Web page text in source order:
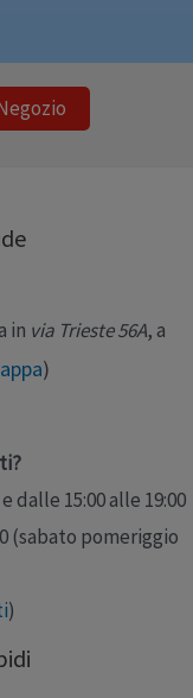
in via Trieste 56A, a
)
dalle 15:00 alle 19:00
(sabato pomeriggio
)